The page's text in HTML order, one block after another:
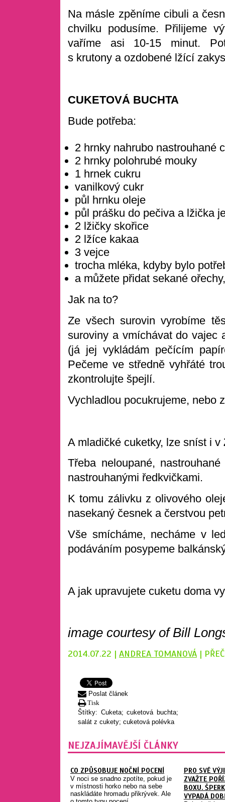
Na másle zpěníme cibuli a
chvilku podusíme. Přilijeme
vaříme asi 10-15 minut.
s krutony a ozdobené lžící
CUKETOVÁ BUCHTA
Bude potřeba:
2 hrnky nahrubo nastrouhané
2 hrnky polohrubé mouky
1 hrnek cukru
vanilkový cukr
půl hrnku oleje
půl prášku do pečiva a lžička
2 lžičky skořice
2 lžíce kakaa
3 vejce
trocha mléka, kdyby bylo
a můžete přidat sekané
Jak na to?
Ze všech surovin vyrobíme
suroviny a vmíchávat do vajec
(já jej vykládám pečícím
Pečeme ve středně vyhřáté
zkontrolujte špejlí.
Vychladlou pocukrujeme, nebo
A mladičké cuketky, lze sníst i v
Třeba neloupané,
nastrouhanými ředkvičkami.
K tomu zálivku z olivového
nasekaný česnek a čerstvou
Vše smícháme, necháme v
podáváním posypeme
A jak upravujete cuketu doma
image courtesy of Bill
2014.07.22 | ANDREA TOMANOVÁ |
Poslat článek
Tisk
Štítky: Cuketa; cuketová buchta;
salát z cukety; cuketová polévka
NEJZAJÍMAVĚJŠÍ ČLÁNKY
CO ZPŮSOBUJE NOČNÍ POCENÍ
V noci se snadno zpotíte, pokud je
v místnosti horko nebo na sebe
naskládáte hromadu přikrývek. Ale
PRO SVÉ
ZVAŽTE
BOXU.
VYPADÁ